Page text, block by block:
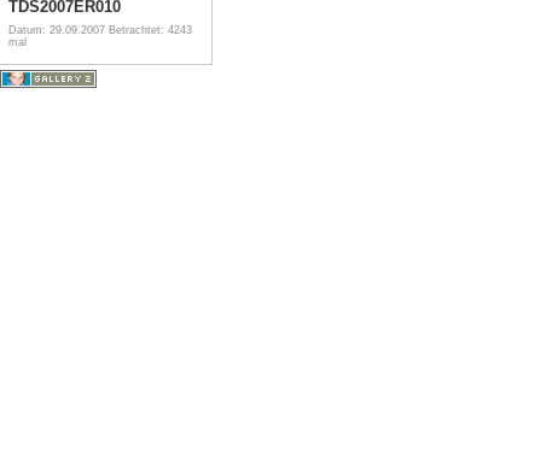
TDS2007ER010
Datum: 29.09.2007 Betrachtet: 4243
mal